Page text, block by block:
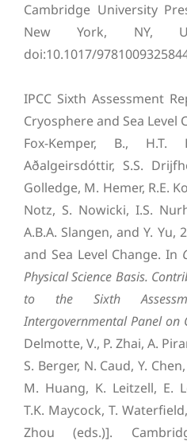
Cambridge University
New York, NY,
doi:10.1017/
IPCC Sixth Assessment
Cryosphere and Sea Level
Fox-Kemper, B.,
Aðalgeirsdóttir, S.S.
Golledge, M. Hemer, R.E.
Notz, S. Nowicki, I.S.
A.B.A. Slangen, and Y. Yu,
and Sea Level Change. In
Physical Science Basis.
to the Sixth
Intergovernmental Panel on
Delmotte, V., P. Zhai, A.
S. Berger, N. Caud, Y.
M. Huang, K. Leitzell, E.
T.K. Maycock, T.
Zhou (eds.)].